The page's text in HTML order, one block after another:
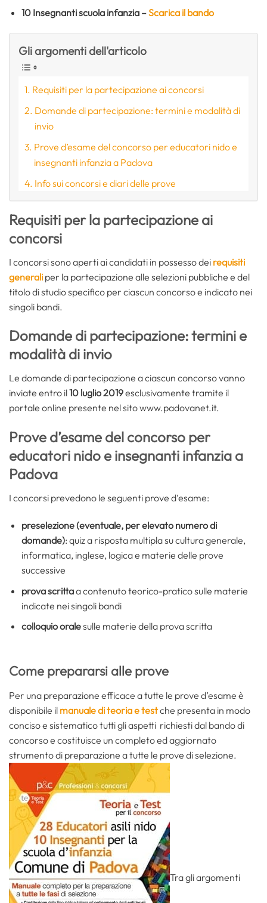
10 Insegnanti scuola infanzia –Scarica il bando
Gli argomenti dell'articolo
Requisiti per la partecipazione ai concorsi
Domande di partecipazione: termini e modalità di
invio
Prove d’esame del concorso per educatori nido e
insegnanti infanzia a Padova
Info sui concorsi e diari delle prove
Requisiti per la partecipazione ai
concorsi
I concorsi sono aperti ai candidati in possesso dei requisiti
generali per la partecipazione alle selezioni pubbliche e del
titolo di studio specifico per ciascun concorso e indicato nei
singoli bandi.
Domande di partecipazione: termini e
modalità di invio
Le domande di partecipazione a ciascun concorso vanno
inviate entro il10 luglio 2019esclusivamente tramite il
portale online presente nel sito www.padovanet.it.
Prove d’esame del concorso per
educatori nido e insegnanti infanzia a
Padova
I concorsi prevedono le seguenti prove d’esame:
preselezione (eventuale, per elevato numero di
domande): quiz a risposta multipla su cultura generale,
informatica, inglese, logica e materie delle prove
successive
prova scrittaa contenuto teorico-pratico sulle materie
indicate nei singoli bandi
colloquio oralesulle materie della prova scritta
Come prepararsi alle prove
Per una preparazione efficace a tutte le prove d’esame è
disponibile il manuale di teoria e testche presenta in modo
conciso e sistematico tutti gli aspetti richiesti dal bando di
concorso e costituisce un completo ed aggiornato
strumento di preparazione a tutte le prove di selezione.
Tra gli argomenti